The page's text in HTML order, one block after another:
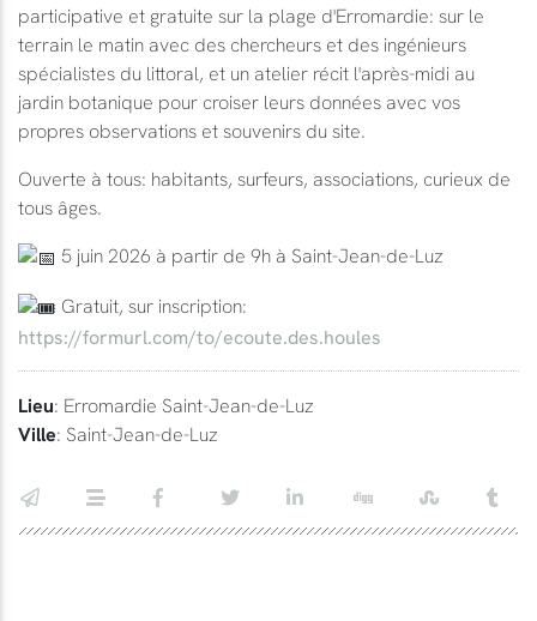
participative et gratuite sur la plage d'Erromardie: sur le
terrain le matin avec des chercheurs et des ingénieurs
spécialistes du littoral, et un atelier récit l'après-midi au
jardin botanique pour croiser leurs données avec vos
propres observations et souvenirs du site.
Ouverte à tous: habitants, surfeurs, associations, curieux de
tous âges.
5 juin 2026 à partir de 9h à Saint-Jean-de-Luz
Gratuit, sur inscription:
https://formurl.com/to/ecoute.des.houles
Lieu: Erromardie Saint-Jean-de-Luz
Ville: Saint-Jean-de-Luz